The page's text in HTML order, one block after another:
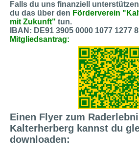
Falls du uns finanziell
du das über den Förderverein
mit Zukunft" tun.
IBAN: DE91 3905 0000 1077 1277
Mitgliedsantrag:
Einen Flyer zum
Kalterherberg kannst du
downloaden: